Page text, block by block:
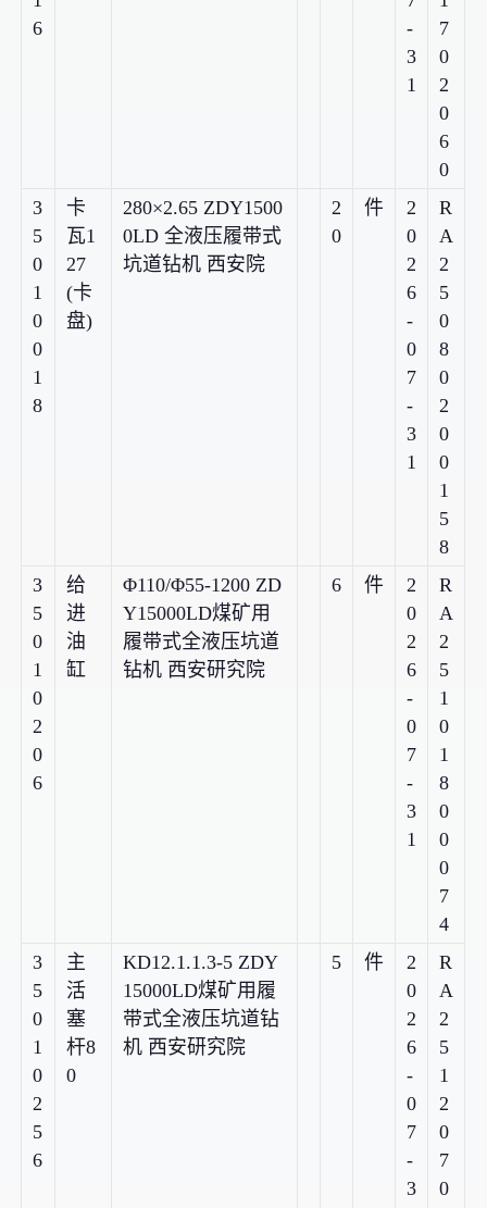
6
-
3
1
7
0
2
0
6
0
3
5
0
1
0
0
1
8
卡
瓦1
27
(卡
盘)
280×2.65 ZDY1500
0LD 全液压履带式
坑道钻机 西安院
2
0
件
2
0
2
6
-
0
7
-
3
1
R
A
2
5
0
8
0
2
0
0
1
5
8
3
5
0
1
0
2
0
6
给
进
油
缸
Φ110/Φ55-1200 ZD
Y15000LD煤矿用
履带式全液压坑道
钻机 西安研究院
6 件
2
0
2
6
-
0
7
-
3
1
R
A
2
5
1
0
1
8
0
0
0
7
4
3
5
0
1
0
2
5
6
主
活
塞
杆8
0
KD12.1.1.3-5 ZDY
15000LD煤矿用履
带式全液压坑道钻
机 西安研究院
5 件
2
0
2
6
-
0
7
-
3
R
A
2
5
1
2
0
7
0